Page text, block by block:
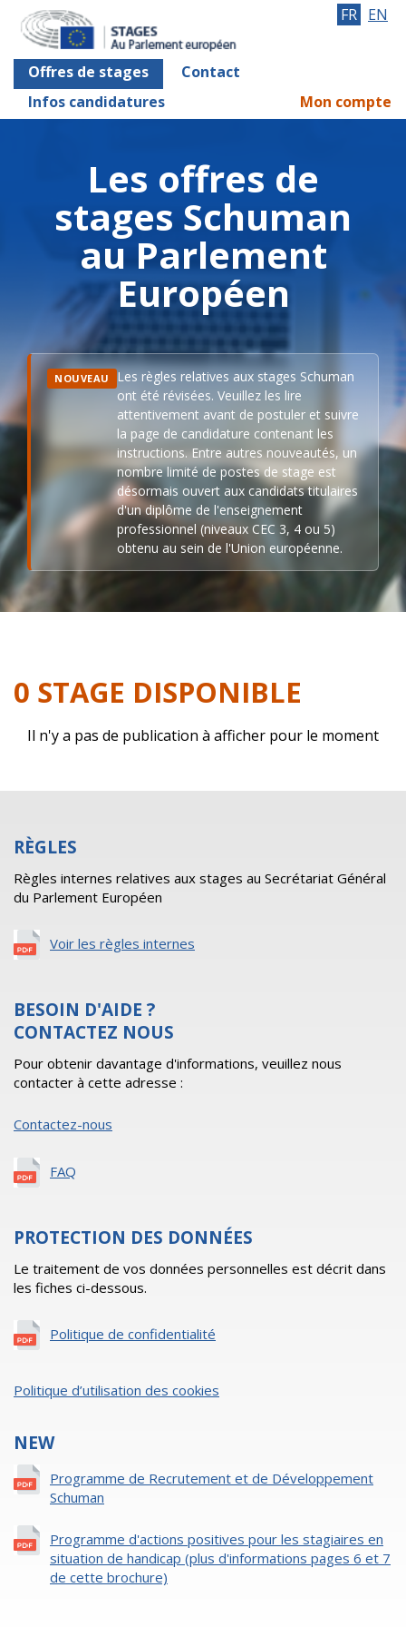
Offres de stages
Contact
Infos candidatures
FR EN
Mon compte
Les offres de
stages Schuman
au Parlement
Européen
NOUVEAU
Les règles relatives aux stages Schuman
ont été révisées. Veuillez les lire
attentivement avant de postuler et suivre
la page de candidature contenant les
instructions. Entre autres nouveautés, un
nombre limité de postes de stage est
désormais ouvert aux candidats titulaires
d'un diplôme de l'enseignement
professionnel (niveaux CEC 3, 4 ou 5)
obtenu au sein de l'Union européenne.
0 STAGE DISPONIBLE
Il n'y a pas de publication à afficher pour le moment
RÈGLES
Règles internes relatives aux stages au Secrétariat Général
du Parlement Européen
Voir les règles internes
BESOIN D'AIDE ?
CONTACTEZ NOUS
Pour obtenir davantage d'informations, veuillez nous
contacter à cette adresse :
Contactez-nous
FAQ
PROTECTION DES DONNÉES
Le traitement de vos données personnelles est décrit dans
les fiches ci-dessous.
Politique de confidentialité
Politique d’utilisation des cookies
NEW
Programme de Recrutement et de Développement
Schuman
Programme d'actions positives pour les stagiaires en
situation de handicap (plus d'informations pages 6 et 7
de cette brochure)